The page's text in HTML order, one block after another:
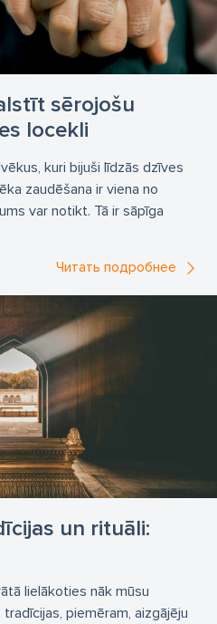
sērojošu
locekli
kuri bijuši līdzās dzīves
zaudēšana ir viena no
var notikt. Tā ir sāpīga
Читать подробнее
un rituāli:
lielākoties nāk mūsu
piemēram, aizgājēju